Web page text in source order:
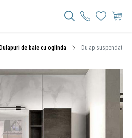
Dulapuri de baie cu oglinda Dulap suspendat cu